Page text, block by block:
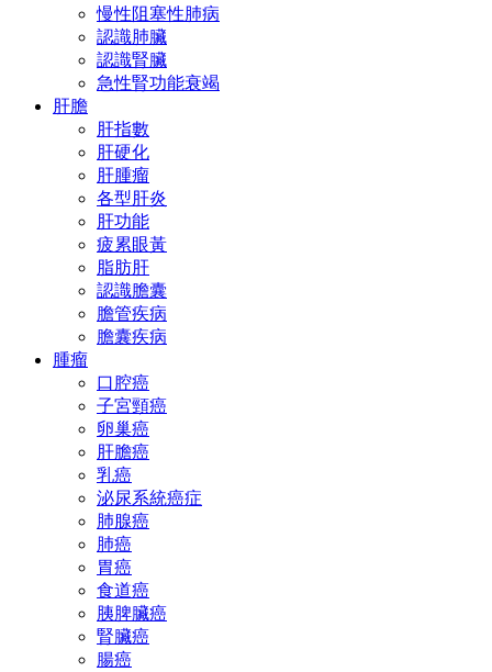
慢性阻塞性肺病
認識肺臟
認識腎臟
急性腎功能衰竭
肝膽
肝指數
肝硬化
肝腫瘤
各型肝炎
肝功能
疲累眼黃
脂肪肝
認識膽囊
膽管疾病
膽囊疾病
腫瘤
口腔癌
子宮頸癌
卵巢癌
肝膽癌
乳癌
泌尿系統癌症
肺腺癌
肺癌
胃癌
食道癌
胰脾臟癌
腎臟癌
腸癌